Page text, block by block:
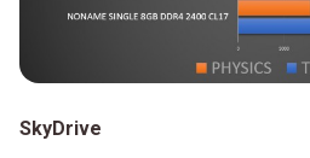
SkyDrive